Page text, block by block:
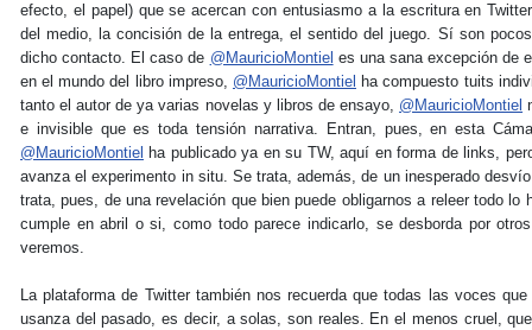
efecto, el papel) que se acercan con entusiasmo a la escritura en
del medio, la concisión de la entrega, el sentido del juego. Sí son
dicho contacto. El caso de @MauricioMontiel es una sana excepción de
en el mundo del libro impreso, @MauricioMontiel ha compuesto tuits
tanto el autor de ya varias novelas y libros de ensayo, @MauricioMontiel
e invisible que es toda tensión narrativa. Entran, pues, en esta
@MauricioMontiel ha publicado ya en su TW, aquí en forma de links,
avanza el experimento in situ. Se trata, además, de un inesperado
trata, pues, de una revelación que bien puede obligarnos a releer todo
cumple en abril o si, como todo parece indicarlo, se desborda por
veremos.
La plataforma de Twitter también nos recuerda que todas las voces
usanza del pasado, es decir, a solas, son reales. En el menos cruel,